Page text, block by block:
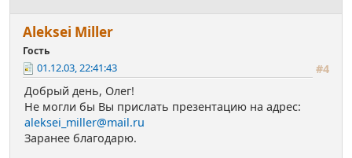
Aleksei Miller
Гость
#4
01.12.03, 22:41:43
Добрый день, Олег!
Не могли бы Вы прислать презентацию на адрес:
aleksei_miller@mail.ru
Заранее благодарю.